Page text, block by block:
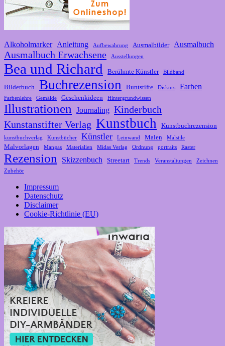
Alkoholmarker Anleitung Aufbewahrung Ausmalbilder Ausmalbuch
Ausmalbuch Erwachsene Ausstellungen
Bea und Richard Berühmte Künstler Bildband
Bilderbuch Buchrezension Buntstifte Diskurs Farben
Farbenlehre Gemälde Geschenkideen Hintergrundwissen
Illustrationen Journaling Kinderbuch
Kunstanstifter Verlag Kunstbuch Kunstbuchrezension
kunstbuchverlag Kunstbücher Künstler Leinwand Malen Malstile
Malvorlagen Mangas Materialien Midas Verlag Ordnung portraits Raster
Rezension Skizzenbuch Streetart Trends Veranstaltungen
Zeichnen
Zubehör
Impressum
Datenschutz
Disclaimer
Cookie-Richtlinie (EU)